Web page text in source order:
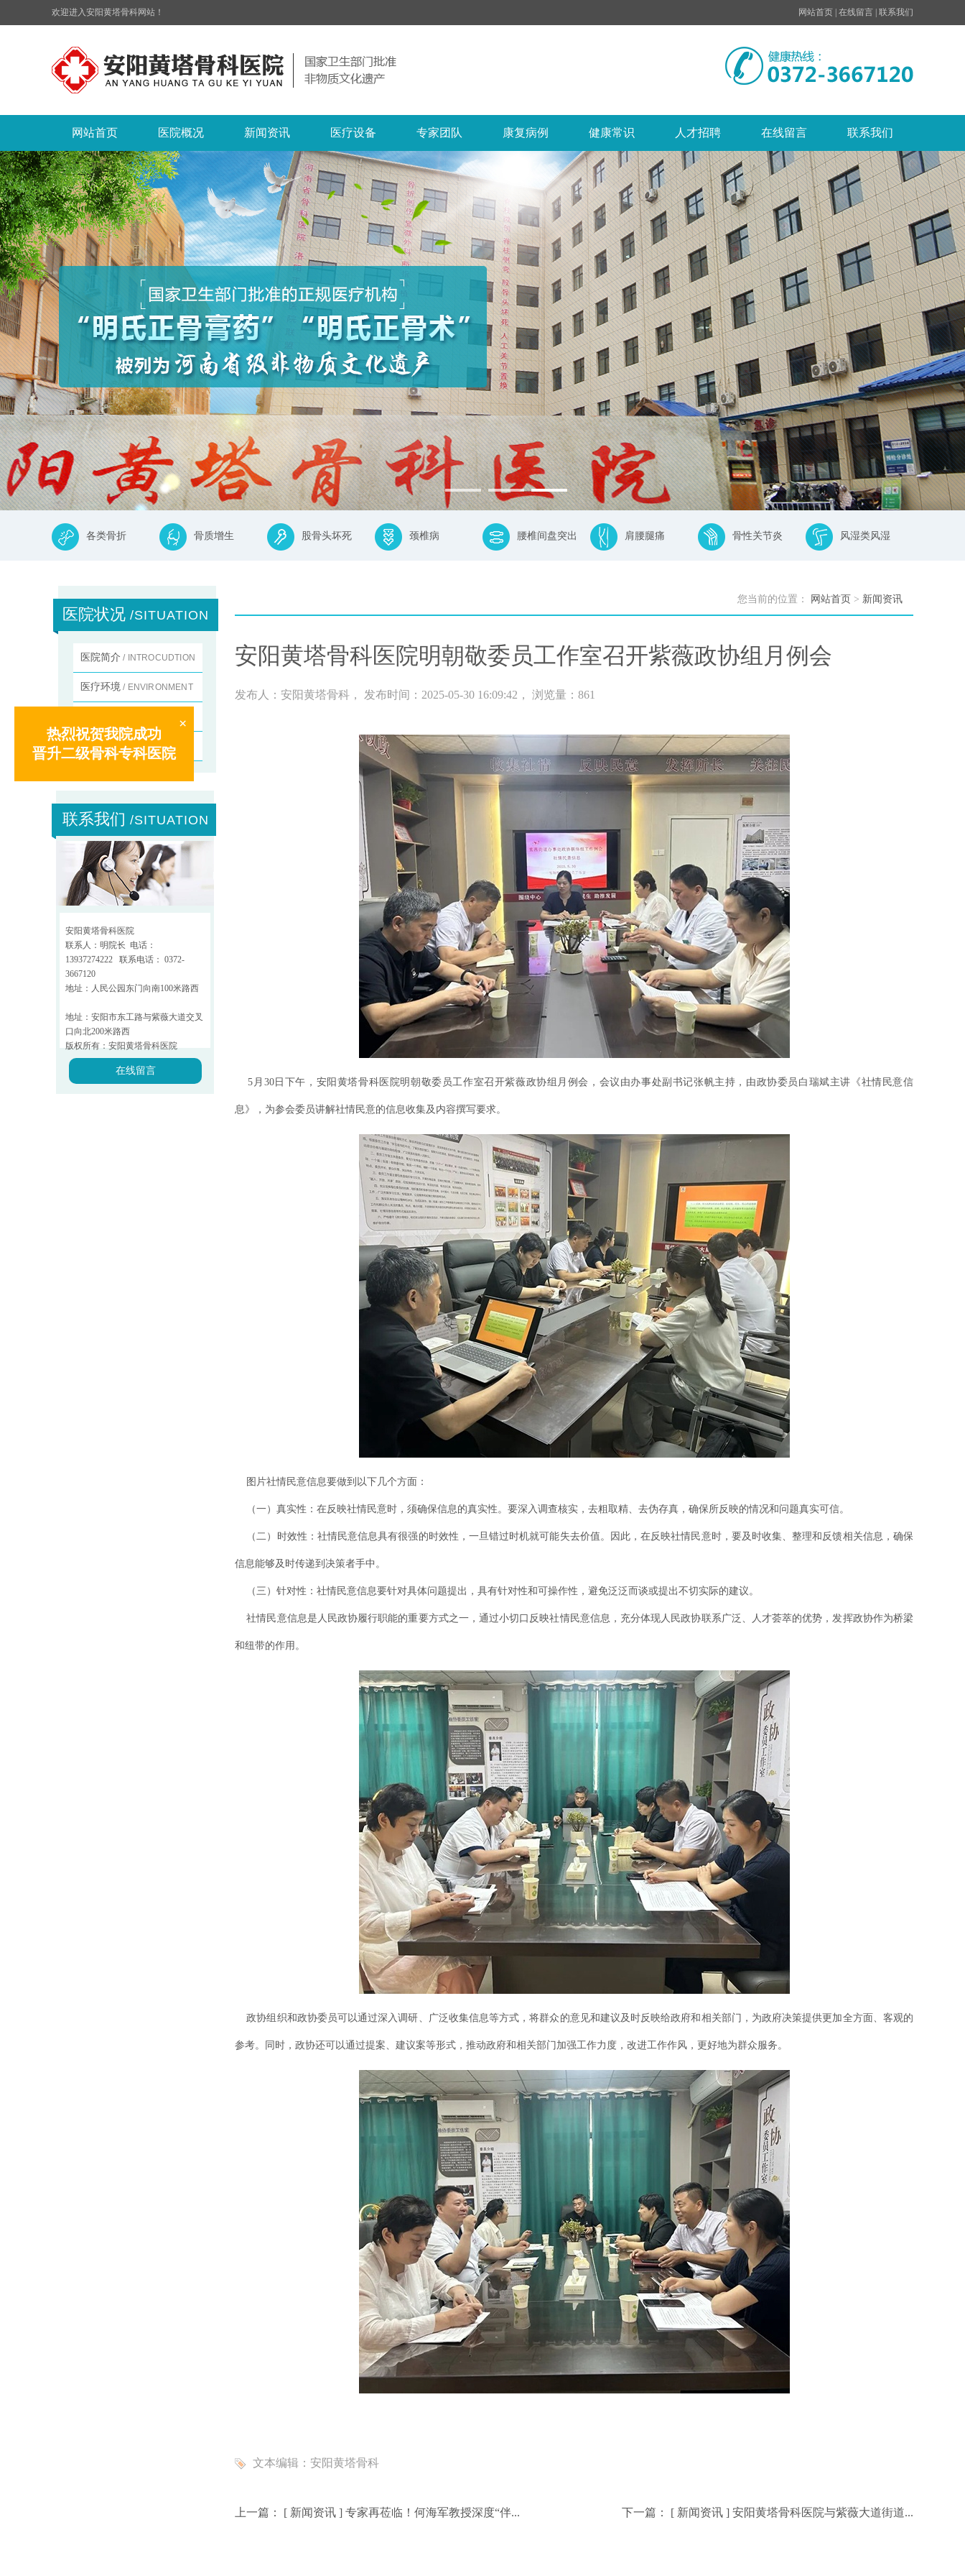
热烈祝贺我院成功
晋升二级骨科专科医院
×
欢迎进入安阳黄塔骨科网站！ 网站首页 在线留言 联系我们
网站首页 医院概况 新闻资讯 医疗设备 专家团队 康复病例 健康常识 人才招聘 在线留言 联系我们
各类骨折 骨质增生 股骨头坏死 颈椎病 腰椎间盘突出 肩腰腿痛 骨性关节炎 风湿类风湿
医院状况 /SITUATION
医院简介 / INTROCUDTION
医疗环境 / ENVIRONMENT
资质荣誉/ HONOR
联系我们 /SITUATION
安阳黄塔骨科医院
联系人：明院长 电话：
13937274222 联系电话： 0372-
3667120
地址：人民公园东门向南100米路西
地址：安阳市东工路与紫薇大道交叉
口向北200米路西
版权所有：安阳黄塔骨科医院
在线留言
您当前的位置： 网站首页 > 新闻资讯
安阳黄塔骨科医院明朝敬委员工作室召开紫薇政协组月例会
发布人： 安阳黄塔骨科 ， 发布时间：2025-05-30 16:09:42， 浏览量：861
5月30日下午，安阳黄塔骨科医院明朝敬委员工作室召开紫薇政协组月例会，会议由办事处副书记张帆主持，由政协委员白瑞斌主讲《社情民意信
息》，为参会委员讲解社情民意的信息收集及内容撰写要求。
图片社情民意信息要做到以下几个方面：
（一）真实性：在反映社情民意时，须确保信息的真实性。要深入调查核实，去粗取精、去伪存真，确保所反映的情况和问题真实可信。
（二）时效性：社情民意信息具有很强的时效性，一旦错过时机就可能失去价值。因此，在反映社情民意时，要及时收集、整理和反馈相关信息，确保
信息能够及时传递到决策者手中。
（三）针对性：社情民意信息要针对具体问题提出，具有针对性和可操作性，避免泛泛而谈或提出不切实际的建议。
社情民意信息是人民政协履行职能的重要方式之一，通过小切口反映社情民意信息，充分体现人民政协联系广泛、人才荟萃的优势，发挥政协作为桥梁
和纽带的作用。
政协组织和政协委员可以通过深入调研、广泛收集信息等方式，将群众的意见和建议及时反映给政府和相关部门，为政府决策提供更加全方面、客观的
参考。同时，政协还可以通过提案、建议案等形式，推动政府和相关部门加强工作力度，改进工作作风，更好地为群众服务。
文本编辑： 安阳黄塔骨科
上一篇： [ 新闻资讯 ] 专家再莅临！何海军教授深度“伴... 下一篇： [ 新闻资讯 ] 安阳黄塔骨科医院与紫薇大道街道...